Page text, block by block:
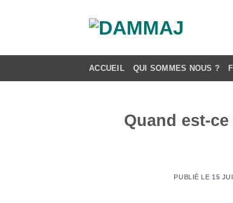
ACCUEIL QUI SOMMES NOUS ?
Quand est-
PUBLIÉ LE 15